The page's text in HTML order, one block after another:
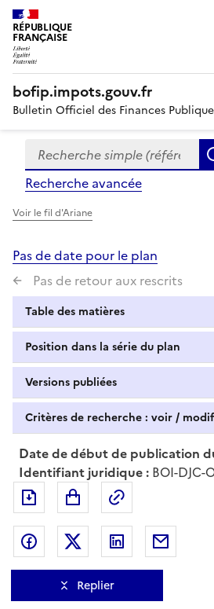
RÉPUBLIQUE
FRANÇAISE
bofip.impots.gouv.fr
Bulletin Officiel des Finances
Formulaire
de
recherche
Recherche simple
Recherche avancée
Voir le fil d'Ariane
Pas de date pour le plan
Pas de retour aux rescrits
Table des matières
Position dans la série du plan
Versions publiées
Critères de recherche : voir /
Date de début de publication
Identifiant juridique : BOI-DJC-
Exporter le document au
Partager sur Facebook
Partager sur Twitter
Partager sur
Replier